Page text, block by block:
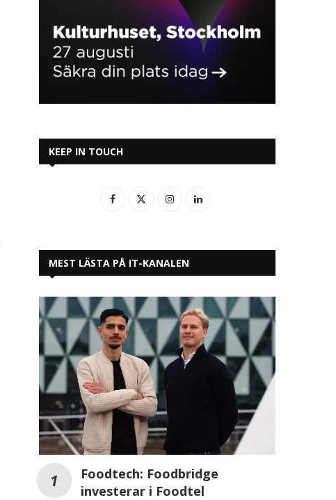
KEEP IN TOUCH
MEST LÄSTA PÅ IT-KANALEN
Foodtech: Foodbridge
investerar i Foodtel